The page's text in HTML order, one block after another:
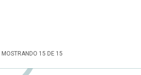
MOSTRANDO 15 DE 15